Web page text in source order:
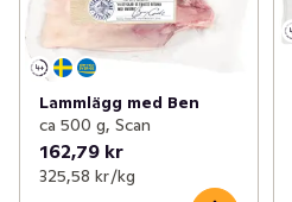
Lammlägg med Ben
ca 500 g, Scan
162,79 kr
325,58 kr /kg